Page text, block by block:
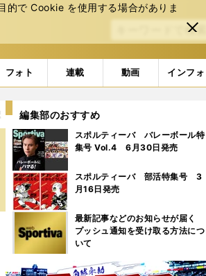
的で Cookie を使⽤する場合がありま
閉じ
る
フォト 連載 動画 インフォ
ントとベストレースを語った
編集部のおすすめ
スポルティーバ バレーボール特
集号 Vol.4 6月30日発売
スポルティーバ 部活特集号 3
月16日発売
最新記事などのお知らせが届く
プッシュ通知を受け取る方法につ
いて